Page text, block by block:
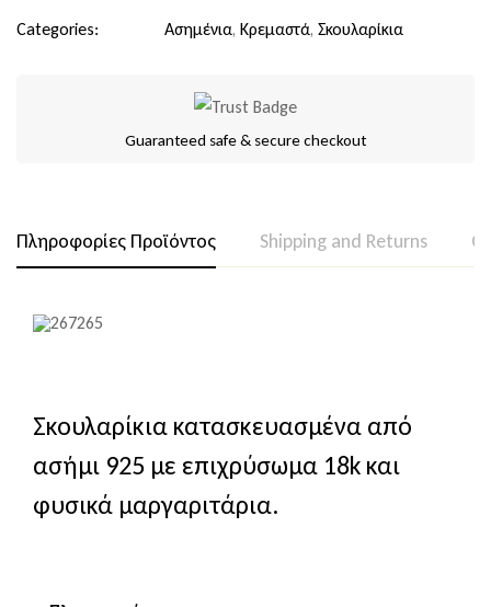
Categories:
Ασημένια, Κρεμαστά, Σκουλαρίκια
Guaranteed safe & secure checkout
Πληροφορίες Προϊόντος Shipping and Returns
Σκουλαρίκια κατασκευασμένα από
ασήμι 925 με επιχρύσωμα 18k και
φυσικά μαργαριτάρια.